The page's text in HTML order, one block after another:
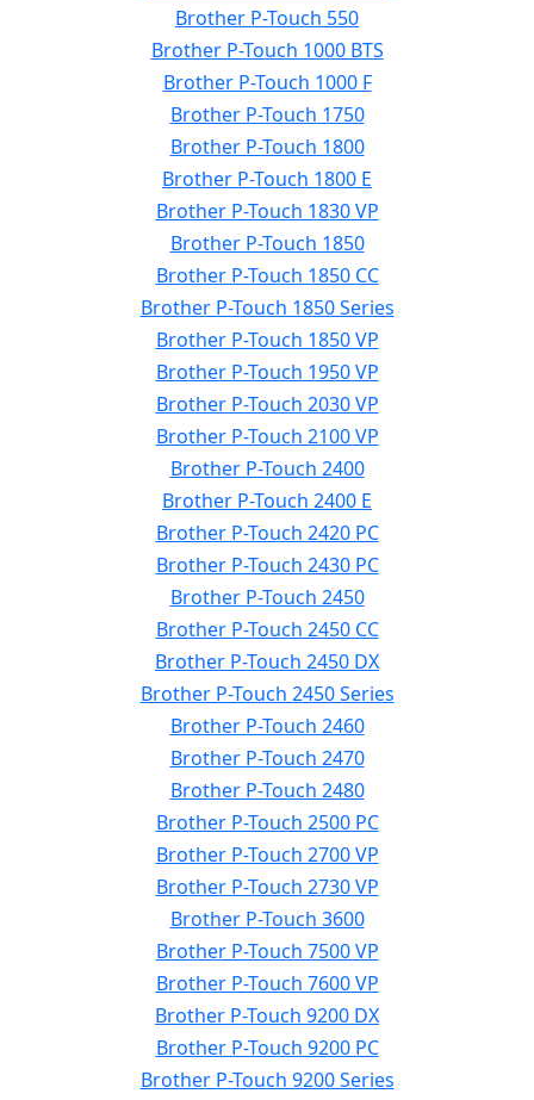
Brother P-Touch 550
Brother P-Touch 1000 BTS
Brother P-Touch 1000 F
Brother P-Touch 1750
Brother P-Touch 1800
Brother P-Touch 1800 E
Brother P-Touch 1830 VP
Brother P-Touch 1850
Brother P-Touch 1850 CC
Brother P-Touch 1850 Series
Brother P-Touch 1850 VP
Brother P-Touch 1950 VP
Brother P-Touch 2030 VP
Brother P-Touch 2100 VP
Brother P-Touch 2400
Brother P-Touch 2400 E
Brother P-Touch 2420 PC
Brother P-Touch 2430 PC
Brother P-Touch 2450
Brother P-Touch 2450 CC
Brother P-Touch 2450 DX
Brother P-Touch 2450 Series
Brother P-Touch 2460
Brother P-Touch 2470
Brother P-Touch 2480
Brother P-Touch 2500 PC
Brother P-Touch 2700 VP
Brother P-Touch 2730 VP
Brother P-Touch 3600
Brother P-Touch 7500 VP
Brother P-Touch 7600 VP
Brother P-Touch 9200 DX
Brother P-Touch 9200 PC
Brother P-Touch 9200 Series